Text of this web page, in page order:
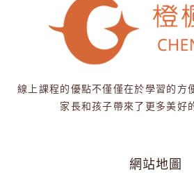
線上課程的優點不僅僅在於學習的方
家長和孩子帶來了更多美好
網站地圖